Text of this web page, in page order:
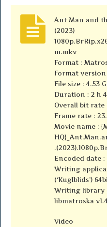
Ant Man and
(2023)
m.mkv
Format :
Format
File size : 4.53
Duration : 2 h
Overall bit rate
Frame rate :
Movie name :
Encoded date :
Writing
(‘Kuglblids’)
Writing library :
libmatroska
Video